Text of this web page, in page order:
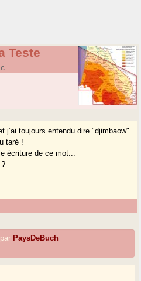
Teste
j’ai toujours entendu dire "djimbaow"
taré !
écriture de ce mot...
par PaysDeBuch